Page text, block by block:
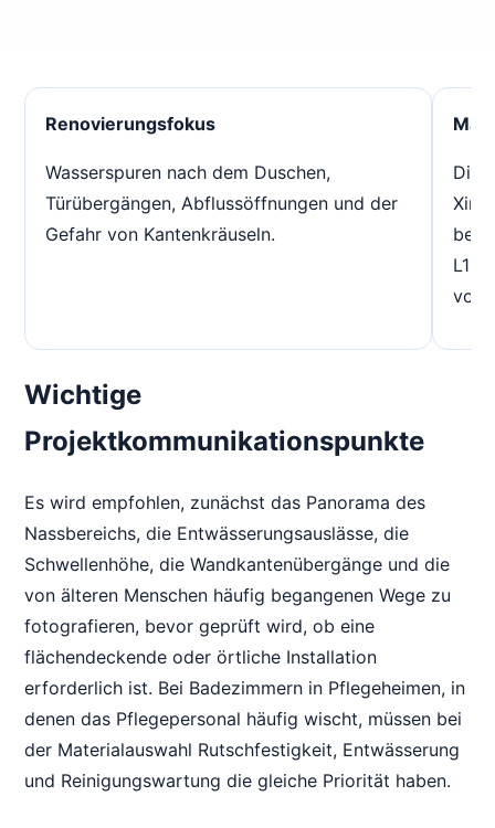
Renovierungsfokus
Wasserspuren nach dem Duschen,
Türübergängen, Abflussöffnungen und der
Gefahr von Kantenkräuseln.
Die
L1
Wichtige
Projektkommunikationspunkte
Es wird empfohlen, zunächst das Panorama des
Nassbereichs, die Entwässerungsauslässe, die
Schwellenhöhe, die Wandkantenübergänge und die
von älteren Menschen häufig begangenen Wege zu
fotografieren, bevor geprüft wird, ob eine
flächendeckende oder örtliche Installation
erforderlich ist. Bei Badezimmern in Pflegeheimen, in
denen das Pflegepersonal häufig wischt, müssen bei
der Materialauswahl Rutschfestigkeit, Entwässerung
und Reinigungswartung die gleiche Priorität haben.